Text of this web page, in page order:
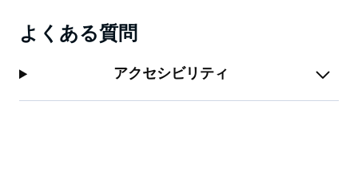
よくある質問
アクセシビリティ